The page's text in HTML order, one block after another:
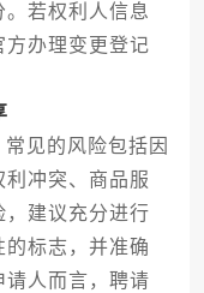
若权利人信息
方办理变更登记
见的风险包括因
冲突、商品服
，建议充分进行
标志，并准确
人而言，聘请